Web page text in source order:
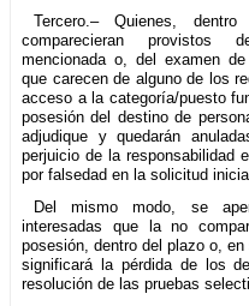
Tercero.– Quienes,
comparecieran provistos
mencionada o, del examen
que carecen de alguno de los
acceso a la categoría/puesto
posesión del destino de
adjudique y quedarán
perjuicio de la responsabilidad
por falsedad en la solicitud
Del mismo modo, se
interesadas que la no
posesión, dentro del plazo o,
significará la pérdida de los
resolución de las pruebas